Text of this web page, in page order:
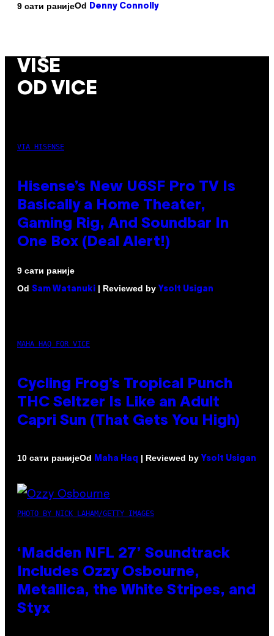
9 сати ранијеOd Denny Connolly
VIŠE
OD VICE
VIA HISENSE
Hisense’s New U6SF Pro TV Is
Basically a Home Theater,
Gaming Rig, And Soundbar In
One Box (Deal Alert!)
9 сати раније
Od Sam Watanuki | Reviewed by Ysolt Usigan
MAHA HAQ FOR VICE
Cycling Frog’s Tropical Punch
THC Seltzer Is Like an Adult
Capri Sun (That Gets You High)
10 сати ранијеOd Maha Haq | Reviewed by Ysolt Usigan
PHOTO BY NICK LAHAM/GETTY IMAGES
‘Madden NFL 27’ Soundtrack
Includes Ozzy Osbourne,
Metallica, the White Stripes, and
Styx